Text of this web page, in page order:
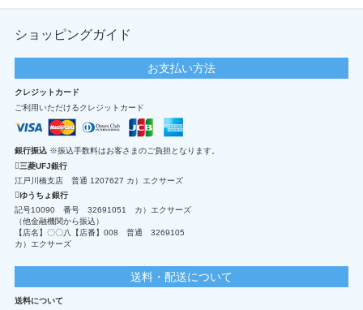
ショッピングガイド
お支払い方法
クレジットカード
ご利用いただけるクレジットカード
銀行振込 ※振込手数料はお客さまのご負担となります。
三菱UFJ銀行
江戸川橋支店 普通 1207627 カ）エクサーズ
ゆうちょ銀行
記号10090 番号 32691051 カ）エクサーズ
（他金融機関から振込）
【店名】〇〇八【店番】008 普通 3269105
カ）エクサーズ
送料・配送について
送料について